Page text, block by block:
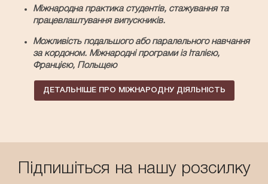
Міжнародна практика студентів, стажування та
працевлаштування випускників.
Можливість подальшого або паралельного навчання
за кордоном. Міжнародні програми із Італією,
Францією, Польщею
ДЕТАЛЬНІШЕ ПРО МІЖНАРОДНУ ДІЯЛЬНІСТЬ
Підпишіться на нашу розсилку